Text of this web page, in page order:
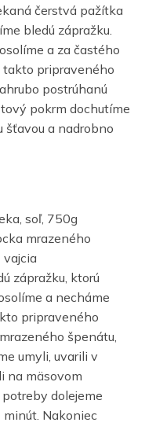
čerstvá pažítka
bledú zápražku.
a za častého
takto pripraveného
postrúhanú
pokrm dochutíme
šťavou a nadrobno
soľ, 750g
mrazeného
vajcia
zápražku, ktorú
a necháme
pripraveného
špenátu,
umyli, uvarili v
na mäsovom
dolejeme
Nakoniec